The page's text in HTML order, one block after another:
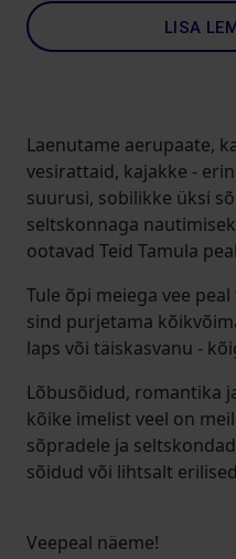
LISA
Laenutame aerupaate,
vesirattaid, kajakke -
suurusi, sobilikke üksi
seltskonnaga
ootavad Teid Tamula
Tule õpi meiega vee
sind purjetama
laps või täiskasvanu -
Lõbusõidud, romantika
kõike imelist veel on
sõpradele ja
sõidud või lihtsalt
Veepeal näeme!